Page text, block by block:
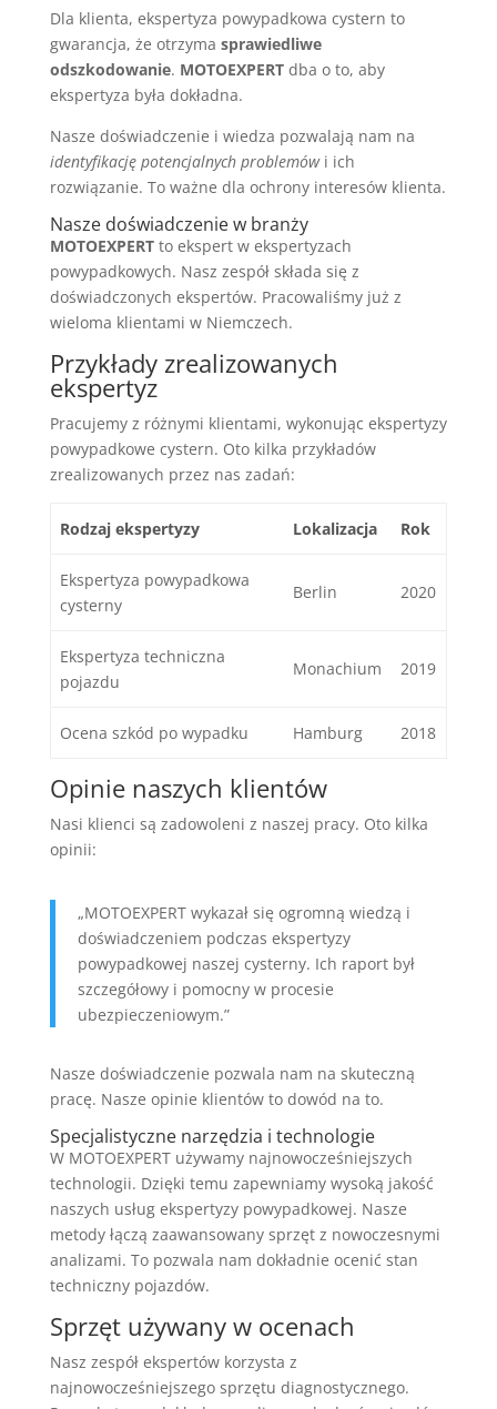
Dla klienta, ekspertyza powypadkowa cystern to
gwarancja, że otrzyma sprawiedliwe
odszkodowanie. MOTOEXPERTdba o to, aby
ekspertyza była dokładna.
Nasze doświadczenie i wiedza pozwalają nam na
identyfikację potencjalnych problemówi ich
rozwiązanie. To ważne dla ochrony interesów klienta.
Nasze doświadczenie w branży
MOTOEXPERTto ekspert w ekspertyzach
powypadkowych. Nasz zespół składa się z
doświadczonych ekspertów. Pracowaliśmy już z
wieloma klientami w Niemczech.
Przykłady zrealizowanych
ekspertyz
Pracujemy z różnymi klientami, wykonując ekspertyzy
powypadkowe cystern. Oto kilka przykładów
zrealizowanych przez nas zadań:
Rodzaj ekspertyzy Lokalizacja Rok
Ekspertyza powypadkowa
cysterny
Berlin 2020
Ekspertyza techniczna
pojazdu
Monachium 2019
Ocena szkód po wypadku Hamburg 2018
Opinie naszych klientów
Nasi klienci są zadowoleni z naszej pracy. Oto kilka
opinii:
„MOTOEXPERT wykazał się ogromną wiedzą i
doświadczeniem podczas ekspertyzy
powypadkowej naszej cysterny. Ich raport był
szczegółowy i pomocny w procesie
ubezpieczeniowym.”
Nasze doświadczenie pozwala nam na skuteczną
pracę. Nasze opinie klientów to dowód na to.
Specjalistyczne narzędzia i technologie
W MOTOEXPERT używamy najnowocześniejszych
technologii. Dzięki temu zapewniamy wysoką jakość
naszych usług ekspertyzy powypadkowej. Nasze
metody łączą zaawansowany sprzęt z nowoczesnymi
analizami. To pozwala nam dokładnie ocenić stan
techniczny pojazdów.
Sprzęt używany w ocenach
Nasz zespół ekspertów korzysta z
najnowocześniejszego sprzętu diagnostycznego.